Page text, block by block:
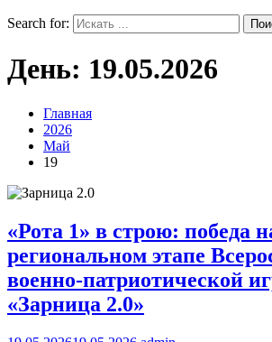
Search for:
День: 19.05.2026
Главная
2026
Май
19
«Рота 1» в строю: победа
региональном этапе
военно-патриотической
«Зарница 2.0»